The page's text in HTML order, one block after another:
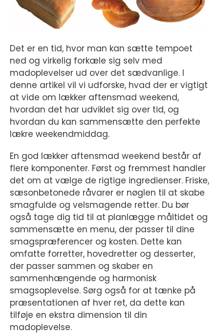
Det er en tid, hvor man kan sætte tempoet
ned og virkelig forkæle sig selv med
madoplevelser ud over det sædvanlige. I
denne artikel vil vi udforske, hvad der er vigtigt
at vide om lækker aftensmad weekend,
hvordan det har udviklet sig over tid, og
hvordan du kan sammensætte den perfekte
lækre weekendmiddag.
En god lækker aftensmad weekend består af
flere komponenter. Først og fremmest handler
det om at vælge de rigtige ingredienser. Friske,
sæsonbetonede råvarer er nøglen til at skabe
smagfulde og velsmagende retter. Du bør
også tage dig tid til at planlægge måltidet og
sammensætte en menu, der passer til dine
smagspræferencer og kosten. Dette kan
omfatte forretter, hovedretter og desserter,
der passer sammen og skaber en
sammenhængende og harmonisk
smagsoplevelse. Sørg også for at tænke på
præsentationen af hver ret, da dette kan
tilføje en ekstra dimension til din
madoplevelse.